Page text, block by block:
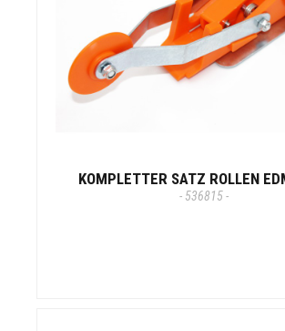
KOMPLETTER SATZ ROLLEN
- 536815 -